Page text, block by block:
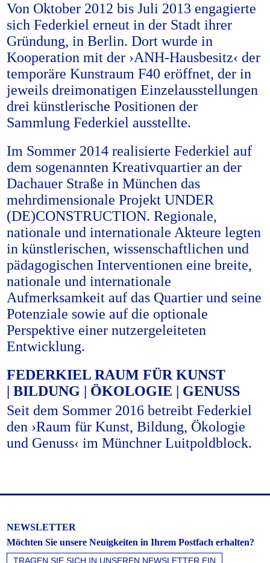
Von Oktober 2012 bis Juli 2013 engagierte
sich Federkiel erneut in der Stadt ihrer
Gründung, in Berlin. Dort wurde in
Kooperation mit der ›ANH-Hausbesitz‹ der
temporäre Kunstraum F40 eröffnet, der in
jeweils dreimonatigen Einzelausstellungen
drei künstlerische Positionen der
Sammlung Federkiel ausstellte.
Im Sommer 2014 realisierte Federkiel auf
dem sogenannten Kreativquartier an der
Dachauer Straße in München das
mehrdimensionale Projekt UNDER
(DE)CONSTRUCTION. Regionale,
nationale und internationale Akteure legten
in künstlerischen, wissenschaftlichen und
pädagogischen Interventionen eine breite,
nationale und internationale
Aufmerksamkeit auf das Quartier und seine
Potenziale sowie auf die optionale
Perspektive einer nutzergeleiteten
Entwicklung.
FEDERKIEL RAUM FÜR KUNST
| BILDUNG | ÖKOLOGIE | GENUSS
Seit dem Sommer 2016 betreibt Federkiel
den ›Raum für Kunst, Bildung, Ökologie
und Genuss‹ im Münchner Luitpoldblock.
NEWSLETTER
Möchten Sie unsere Neuigkeiten in Ihrem Postfach erhalten?